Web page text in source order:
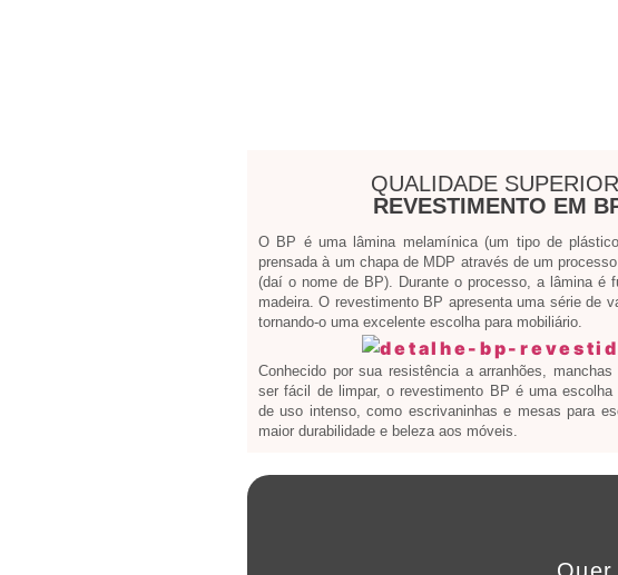
QUALIDADE
REVESTIMENTO EM
O BP é uma lâmina melamínica (um tipo de
prensada à um chapa de MDP através de um
(daí o nome de BP). Durante o processo, a lâmina é
madeira. O revestimento BP apresenta uma série de
tornando-o uma excelente escolha para mobiliário.
Conhecido por sua resistência a arranhões,
ser fácil de limpar, o revestimento BP é uma escolha
de uso intenso, como escrivaninhas e mesas para
maior durabilidade e beleza aos móveis.